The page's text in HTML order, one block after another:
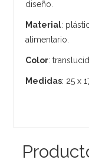
diseño.
Material:
alimentario.
Color:
Medidas: 25 x